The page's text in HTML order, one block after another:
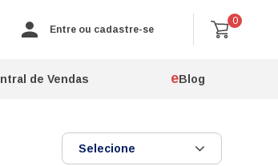
0
Entre ou cadastre-se
de Vendas eBlog
Selecione